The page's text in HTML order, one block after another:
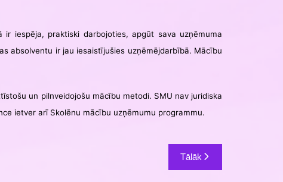
iespēja, praktiski darbojoties, apgūt sava uzņēmuma
absolventu ir jau iesaistījušies uzņēmējdarbībā. Mācību
un pilnveidojošu mācību metodi. SMU nav juridiska
ietver arī Skolēnu mācību uzņēmumu programmu.
Tālāk